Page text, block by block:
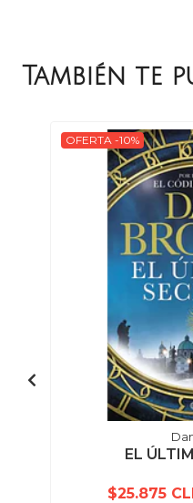
También te
OFERTA -10%
EL
$25.875